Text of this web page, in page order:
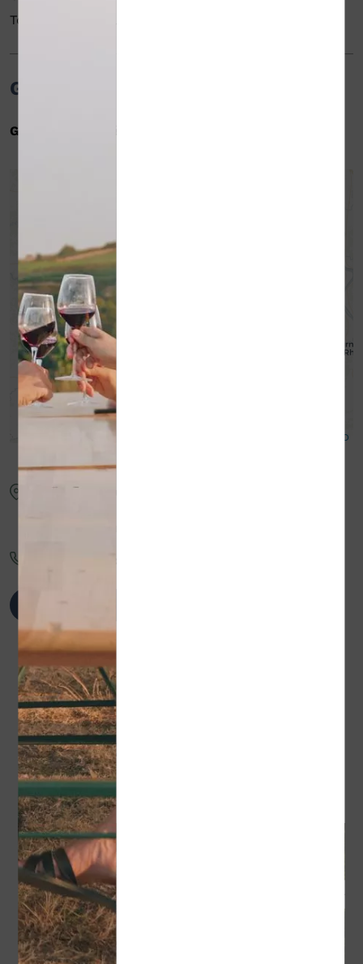
Toute l'année tous les jours.
Groupes
Groupes acceptés
CARTO
Office de tourisme
A proximité
EN LIEN AVEC